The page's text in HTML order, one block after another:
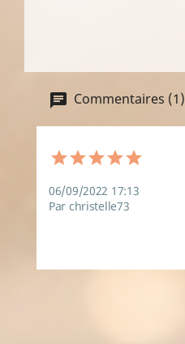
Commentaires (1)
06/09/2022 17:13
Par christelle73